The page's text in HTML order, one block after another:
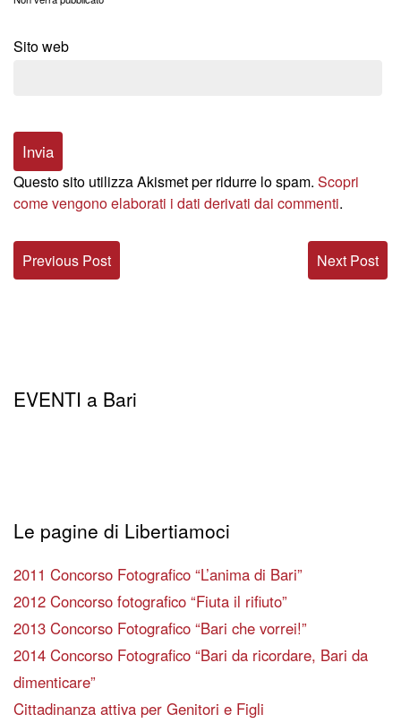
Sito web
Questo sito utilizza Akismet per ridurre lo spam. Scopri
come vengono elaborati i dati derivati dai commenti.
Next Post
Previous Post
EVENTI a Bari
Le pagine di Libertiamoci
2011 Concorso Fotografico “L’anima di Bari”
2012 Concorso fotografico “Fiuta il rifiuto”
2013 Concorso Fotografico “Bari che vorrei!”
2014 Concorso Fotografico “Bari da ricordare, Bari da
dimenticare”
Cittadinanza attiva per Genitori e Figli